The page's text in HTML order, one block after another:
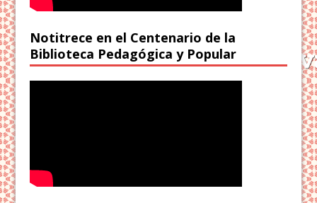
Notitrece en el Centenario de la
Biblioteca Pedagógica y Popular